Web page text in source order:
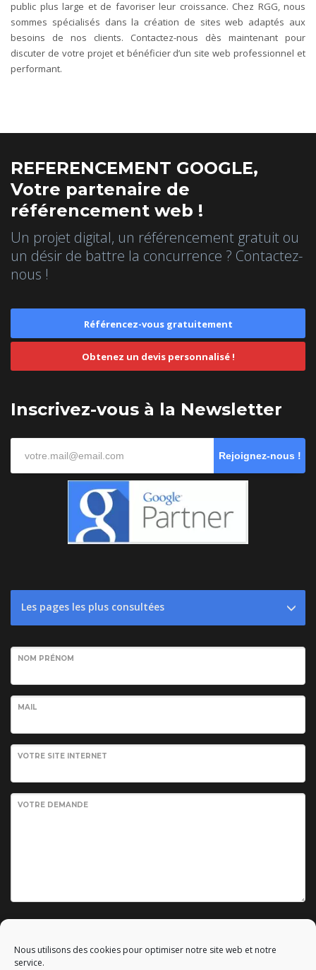
Nous utilisons des cookies pour optimiser notre site web et notre
service.
public plus large et de favoriser leur croissance. Chez RGG, nous
sommes spécialisés dans la création de sites web adaptés aux
besoins de nos clients. Contactez-nous dès maintenant pour
discuter de votre projet et bénéficier d’un site web professionnel et
performant.
REFERENCEMENT GOOGLE,
Votre partenaire de
référencement web !
Un projet digital, un référencement gratuit ou
un désir de battre la concurrence ? Contactez-
nous !
Référencez-vous gratuitement
Obtenez un devis personnalisé !
Inscrivez-vous à la Newsletter
Rejoignez-nous !
Les pages les plus consultées
NOM PRÉNOM
MAIL
VOTRE SITE INTERNET
VOTRE DEMANDE